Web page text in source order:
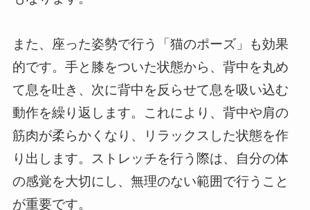
また、座った姿勢で行う「猫のポーズ」も効果
的です。手と膝をついた状態から、背中を丸め
て息を吐き、次に背中を反らせて息を吸い込む
動作を繰り返します。これにより、背中や肩の
筋肉が柔らかくなり、リラックスした状態を作
り出します。ストレッチを行う際は、自分の体
の感覚を大切にし、無理のない範囲で行うこと
が重要です。